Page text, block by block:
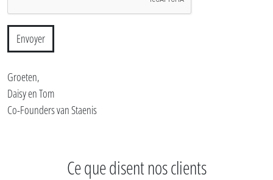
Envoyer
Groeten,
Daisy en Tom
Co-Founders van Staenis
Ce que disent nos clients